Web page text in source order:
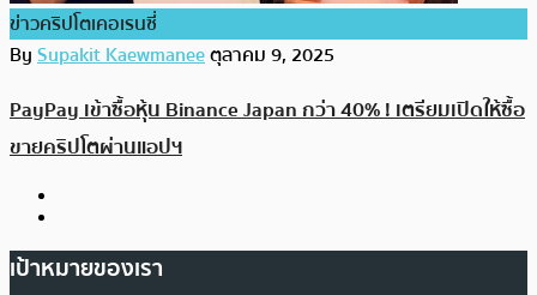
ข่าวคริปโตเคอเรนซี่
BySupakit Kaewmaneeตุลาคม 9, 2025
PayPay เข้าซื้อหุ้น Binance Japan กว่า 40% ! เตรียมเปิดให้ซื้อ
ขายคริปโตผ่านแอปฯ
เป้าหมายของเรา